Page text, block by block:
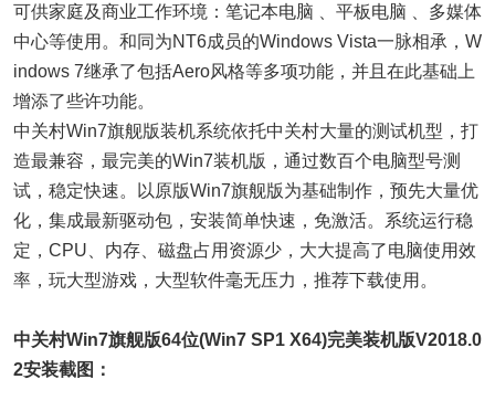
可供家庭及商业工作环境：笔记本电脑 、平板电脑 、多媒体
中心等使用。和同为NT6成员的Windows Vista一脉相承，W
indows 7继承了包括Aero风格等多项功能，并且在此基础上
增添了些许功能。
中关村Win7旗舰版装机系统依托中关村大量的测试机型，打
造最兼容，最完美的Win7装机版，通过数百个电脑型号测
试，稳定快速。以原版Win7旗舰版为基础制作，预先大量优
化，集成最新驱动包，安装简单快速，免激活。系统运行稳
定，CPU、内存、磁盘占用资源少，大大提高了电脑使用效
率，玩大型游戏，大型软件毫无压力，推荐下载使用。
中关村Win7旗舰版64位(Win7 SP1 X64)完美装机版V2018.0
2安装截图：